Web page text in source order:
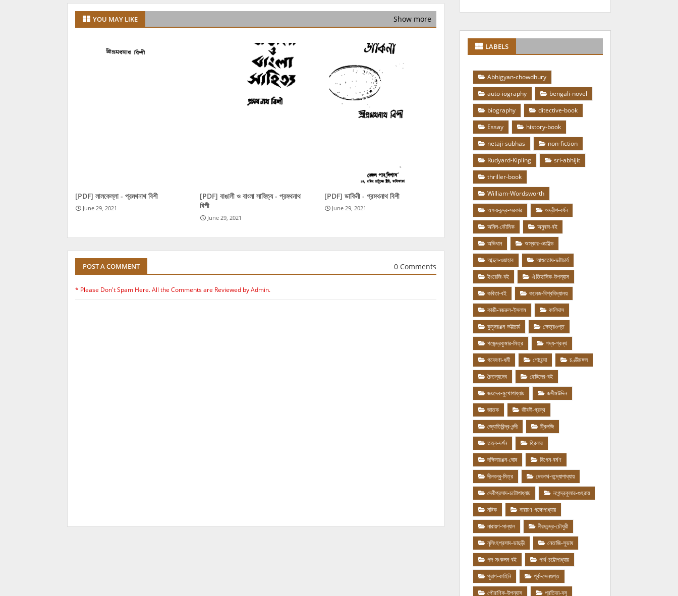
YOU MAY LIKE Show more
[PDF] লালকেল্লা - প্রমথনাথ বিশী
June 29, 2021
[PDF] বাঙালী ও বাংলা সাহিত্য - প্রমথনাথ
বিশী
June 29, 2021
[PDF] ডাকিনী - প্রমথনাথ বিশী
June 29, 2021
POST A COMMENT 0 Comments
* Please Don't Spam Here. All the Comments are Reviewed by Admin.
LABELS
Abhigyan-chowdhury
auto-iography
bengali-novel
biography
ditective-book
Essay
history-book
netaji-subhas
non-fiction
Rudyard-Kipling
sri-abhijit
thriller-book
William-Wordsworth
অক্ষয়-চন্দ্র-সরকার
অদ্রীশ-বর্ধন
অনিল-ভৌমিক
অনুবাদ-বই
অভিধান
অস্কার-ওয়াইল্ড
আব্দুল-ওয়াহাব
আশুতোষ-ভট্টাচার্য
ইংরেজি-বই
ঐতিহাসিক-উপন্যাস
কবিতা-বই
কলেজ-বিশ্ববিদ্যালয়
কাজী-নজরুল-ইসলাম
কালিদাস
কুমুদরঞ্জন-ভট্টাচার্য
ক্ষেত্রগুপ্ত
গজেন্দ্রকুমার-মিত্র
গদ্য-গ্রন্থ
গবেষণা-ধর্মী
গোয়েন্দা
চণ্ডীমঙ্গল
চৈতন্যদেব
ছোটদের-বই
জয়দেব-মুখোপাধ্যায়
জসীমউদ্দিন
জাতক
জীবনী-গ্রন্থ
জ্যোতিরিন্দ্র-নন্দী
ট্রিলজি
তত্ব-দর্শন
থ্রিলার
দক্ষিনারঞ্জন-ঘোষ
দিগেন-বর্মণ
দীনবন্ধু-মিত্র
দেবনাথ-বন্দ্যোপাধ্যায়
দেবীপ্রসাদ-চট্টোপাধ্যায়
নগেন্দ্রকুমার-গুহরায়
নাটক
নারায়ণ-গঙ্গোপাধ্যায়
নারায়ণ-সান্যাল
নীরদচন্দ্র-চৌধুরী
নৃসিংহপ্রসাদ-ভাদুড়ী
নেতাজি-সুভাষ
পদ-সংকলন-বই
পার্থ-চট্টোপাধ্যায়
পুরাণ-কাহিনি
পূর্বা-সেনগুপ্ত
পৌরাণিক-উপন্যাস
প্রতিভা-বসু